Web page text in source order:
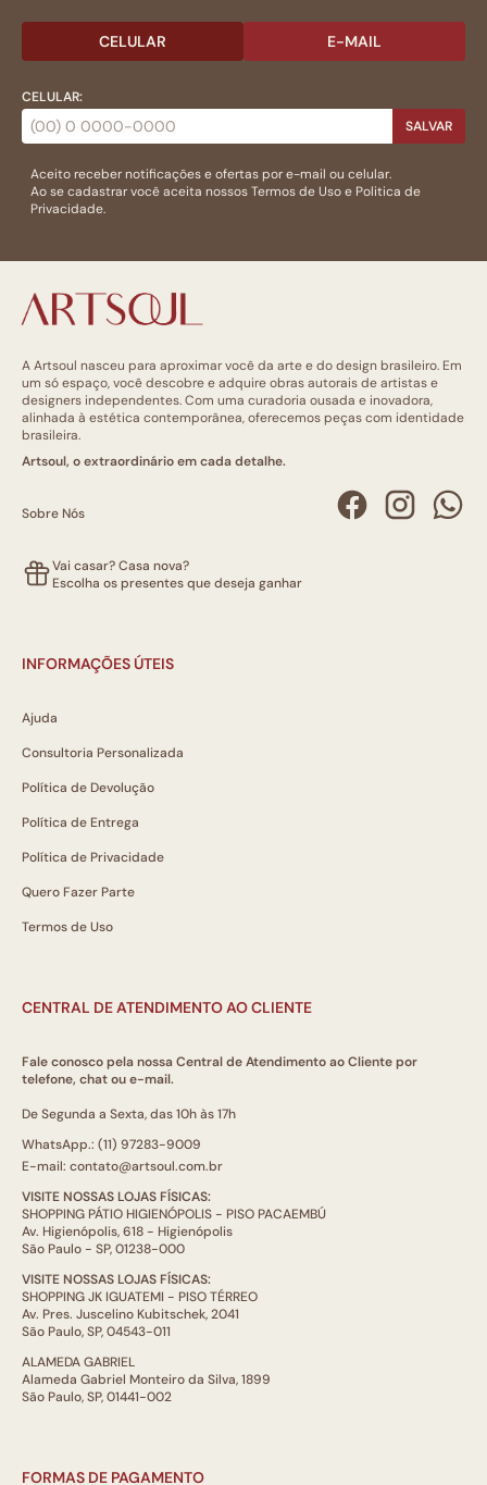
CELULAR E-MAIL
CELULAR:
SALVAR
Aceito receber notificações e ofertas por e-mail ou celular.
Ao se cadastrar você aceita nossosTermos de Usoe Politica de
Privacidade.
A Artsoul nasceu para aproximar você da arte e do design brasileiro. Em
um só espaço, você descobre e adquire obras autorais de artistas e
designers independentes. Com uma curadoria ousada e inovadora,
alinhada à estética contemporânea, oferecemos peças com identidade
brasileira.
Artsoul, o extraordinário em cada detalhe.
Sobre Nós
Vai casar? Casa nova?
Escolha os presentes que deseja ganhar
INFORMAÇÕES ÚTEIS
Ajuda
Consultoria Personalizada
Política de Devolução
Política de Entrega
Política de Privacidade
Quero Fazer Parte
Termos de Uso
CENTRAL DE ATENDIMENTO AO CLIENTE
Fale conosco pela nossa Central de Atendimento ao Cliente por
telefone, chat ou e-mail.
De Segunda a Sexta, das 10h às 17h
WhatsApp.: (11) 97283-9009
E-mail: contato@artsoul.com.br
VISITE NOSSAS LOJAS FÍSICAS:
SHOPPING PÁTIO HIGIENÓPOLIS - PISO PACAEMBÚ
Av. Higienópolis, 618 - Higienópolis
São Paulo - SP, 01238-000
VISITE NOSSAS LOJAS FÍSICAS:
SHOPPING JK IGUATEMI - PISO TÉRREO
Av. Pres. Juscelino Kubitschek, 2041
São Paulo, SP, 04543-011
ALAMEDA GABRIEL
Alameda Gabriel Monteiro da Silva, 1899
São Paulo, SP, 01441-002
FORMAS DE PAGAMENTO